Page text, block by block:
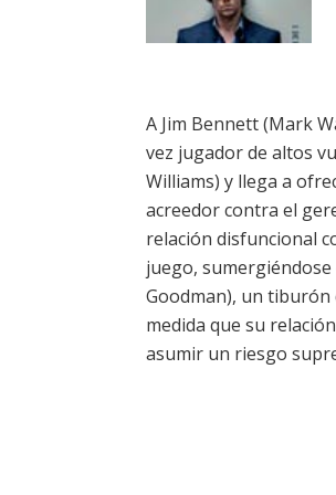
A Jim Bennett (Mark
vez jugador de altos
Williams) y llega a
acreedor contra el
relación disfuncional
juego,
Goodman), un
medida que su
asumir un riesgo